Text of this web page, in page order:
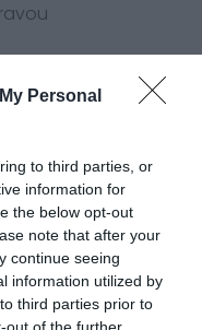
Personal
to third parties, or
information for
the below opt-out
note that after your
continue seeing
information utilized by
third parties prior to
out of the further
časti tela
zipsu